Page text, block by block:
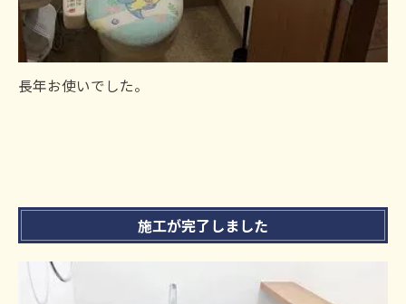
長年お使いでした。
施工が完了しました